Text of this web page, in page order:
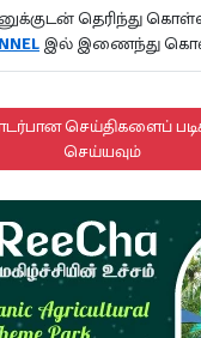
தெரிந்து
இல் இணைந்து
செய்திகளைப்
செய்யவும்